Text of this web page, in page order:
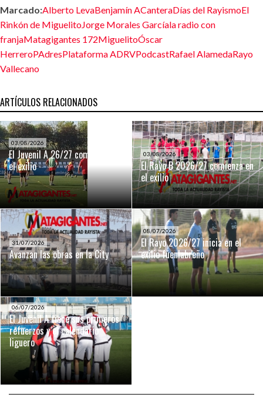
Marcado:Alberto LevaBenjamín ACanteraDías del RayismoEl
Rinkón de MiguelitoJorge Morales Garcíala radio con
franjaMatagigantes 172MiguelitoÓscar
HerreroPAdresPlataforma ADRVPodcastRafael AlamedaRayo
Vallecano
ARTÍCULOS RELACIONADOS
03/08/2026
El Juvenil A 26/27 comienza en
el exilio
03/08/2026
El Rayo B 2026/27 comienza en
el exilio
31/07/2026
Avanzan las obras en la City
08/07/2026
El Rayo 2026/27 inicia en el
exilio fuenlabreño
06/07/2026
El Juvenil A tiene sus primeros
refuerzos y el calendario
liguero